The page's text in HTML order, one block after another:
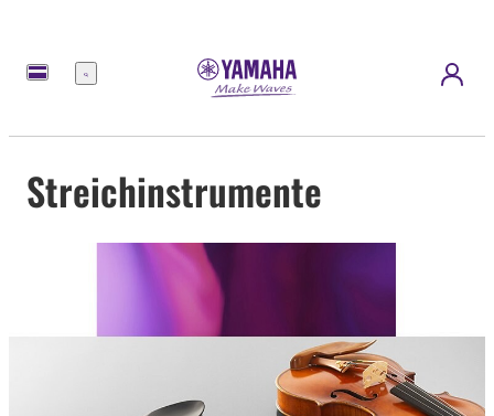
Menü
Streichinstrumente